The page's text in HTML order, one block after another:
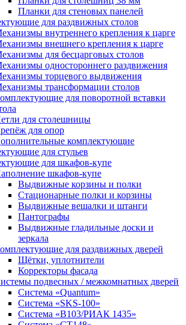
Планки для стеновых панелей
для раздвижных столов
внутреннего крепления к царге
внешнего крепления к царге
для бесцарговых столов
одностороннего раздвижения
торцевого выдвижения
трансформации столов
для поворотной вставки
для столешницы
для опор
комплектующие
для стульев
для шкафов-купе
шкафов-купе
Выдвижные корзины и полки
Стационарные полки и корзины
Выдвижные вешалки и штанги
Пантографы
Выдвижные гладильные доски и
зеркала
для раздвижных дверей
Щётки, уплотнители
Корректоры фасада
подвесных / межкомнатных дверей
Система «Quantum»
Система «SKS-100»
Система «B103/РИАК 1435»